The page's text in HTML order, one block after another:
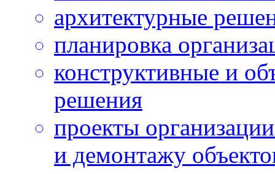
архитектурные
планировка
конструктивные и
решения
проекты
и демонтажу